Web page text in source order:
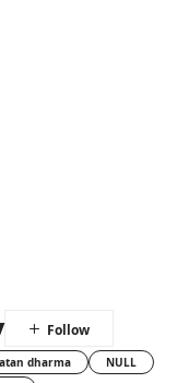
dharma
NULL